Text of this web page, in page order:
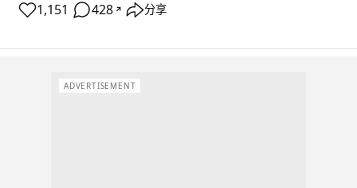
1,151 428 ↗ 分享
ADVERTISEMENT